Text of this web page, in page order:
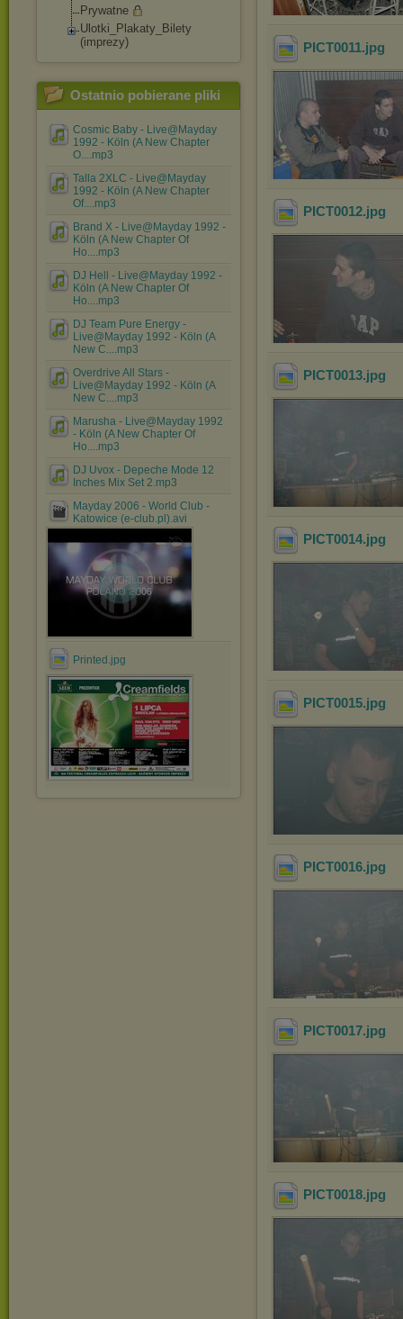
Prywatne
Ulotki_Plakaty_Bi lety
(imprezy)
Ostatnio pobierane pliki
Cosmic Baby - Live@Mayday
1992 - Köln (A New Chapter
O....mp3
Talla 2XLC - Live@Mayday
1992 - Köln (A New Chapter
Of....mp3
Brand X - Live@Mayday 1992 -
Köln (A New Chapter Of
Ho....mp3
DJ Hell - Live@Mayday 1992 -
Köln (A New Chapter Of
Ho....mp3
DJ Team Pure Energy -
Live@Mayday 1992 - Köln (A
New C....mp3
Overdrive All Stars -
Live@Mayday 1992 - Köln (A
New C....mp3
Marusha - Live@Mayday 1992
- Köln (A New Chapter Of
Ho....mp3
DJ Uvox - Depeche Mode 12
Inches Mix Set 2.mp3
Mayday 2006 - World Club -
Katowice (e-club.pl).avi
Printed.jpg
PICT0011.jpg
PICT0012.jpg
PICT0013.jpg
PICT0014.jpg
PICT0015.jpg
PICT0016.jpg
PICT0017.jpg
PICT0018.jpg